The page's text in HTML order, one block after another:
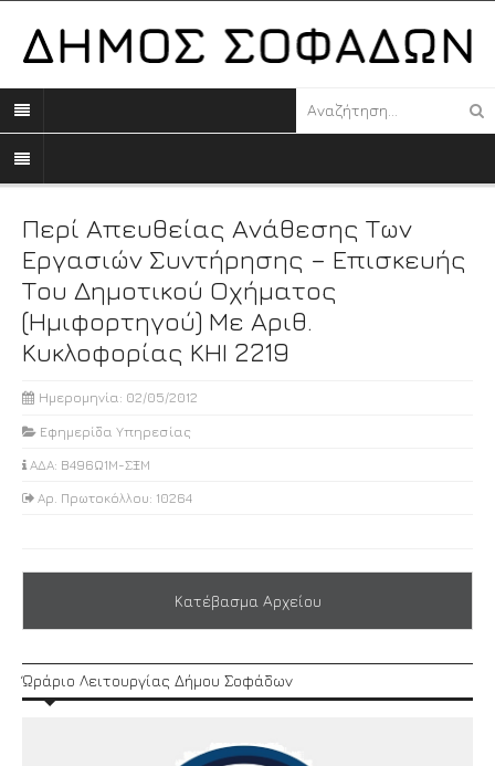
Περί Απευθείας Ανάθεσης Των
Εργασιών Συντήρησης – Επισκευής
Του Δημοτικού Οχήματος
(ημιφορτηγού) Με Αριθ.
Κυκλοφορίας ΚΗΙ 2219
Ημερομηνία: 02/05/2012
Εφημερίδα Υπηρεσίας
ΑΔΑ: Β496Ω1Μ-ΣΞΜ
Αρ. Πρωτοκόλλου: 10264
Κατέβασμα Αρχείου
Ώράριο Λειτουργίας Δήμου Σοφάδων